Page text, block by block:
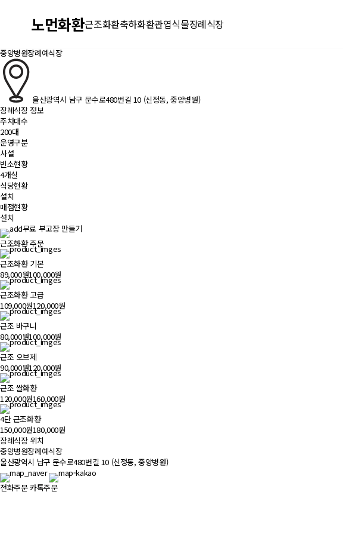
노먼화환근조화환축하화환관엽식물장례식장
중앙병원장례예식장
울산광역시 남구 문수로480번길 10 (신정동, 중앙병원)
장례식장 정보
주차대수
200대
운영구분
사설
빈소현황
4개실
식당현황
설치
매점현황
설치
무료 부고장 만들기
근조화환 주문
근조화환 기본
89,000원100,000원
근조화환 고급
109,000원120,000원
근조 바구니
80,000원100,000원
근조 오브제
90,000원120,000원
근조 쌀화환
120,000원160,000원
4단 근조화환
150,000원180,000원
장례식장 위치500m
중앙병원장례예식장
울산광역시 남구 문수로480번길 10 (신정동, 중앙병원)
전화주문카톡주문